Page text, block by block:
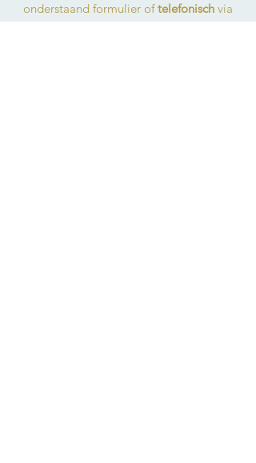
onderstaand formulier oftelefonisch via